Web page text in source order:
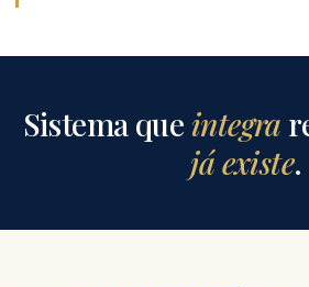
Sistema que integra
já existe.